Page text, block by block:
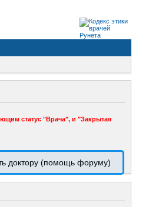
статус "Врача", и "Закрытая
доктору (помощь форуму)